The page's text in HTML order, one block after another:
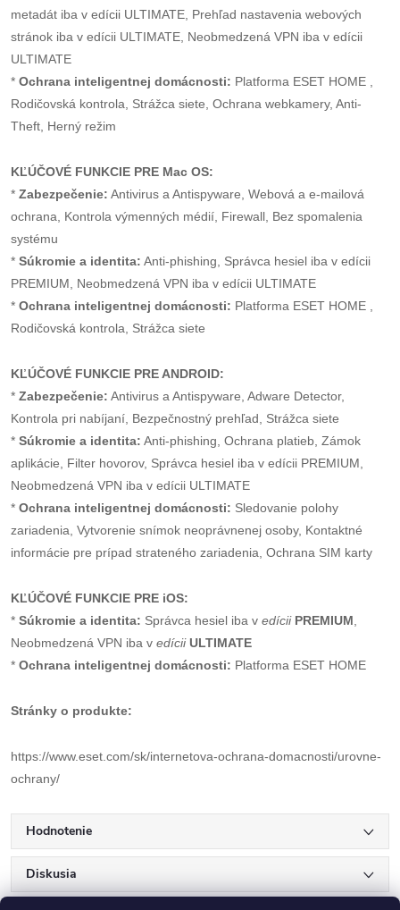
metadát iba v edícii ULTIMATE, Prehľad nastavenia webových
stránok iba v edícii ULTIMATE, Neobmedzená VPN iba v edícii
ULTIMATE
* Ochrana inteligentnej domácnosti: Platforma ESET HOME ,
Rodičovská kontrola, Strážca siete, Ochrana webkamery, Anti-
Theft, Herný režim
KĽÚČOVÉ FUNKCIE PRE Mac OS:
* Zabezpečenie: Antivirus a Antispyware, Webová a e-mailová
ochrana, Kontrola výmenných médií, Firewall, Bez spomalenia
systému
* Súkromie a identita: Anti-phishing, Správca hesiel iba v edícii
PREMIUM, Neobmedzená VPN iba v edícii ULTIMATE
* Ochrana inteligentnej domácnosti: Platforma ESET HOME ,
Rodičovská kontrola, Strážca siete
KĽÚČOVÉ FUNKCIE PRE ANDROID:
* Zabezpečenie: Antivirus a Antispyware, Adware Detector,
Kontrola pri nabíjaní, Bezpečnostný prehľad, Strážca siete
* Súkromie a identita: Anti-phishing, Ochrana platieb, Zámok
aplikácie, Filter hovorov, Správca hesiel iba v edícii PREMIUM,
Neobmedzená VPN iba v edícii ULTIMATE
* Ochrana inteligentnej domácnosti: Sledovanie polohy
zariadenia, Vytvorenie snímok neoprávnenej osoby, Kontaktné
informácie pre prípad strateného zariadenia, Ochrana SIM karty
KĽÚČOVÉ FUNKCIE PRE iOS:
* Súkromie a identita: Správca hesiel iba v edícii PREMIUM
Neobmedzená VPN iba v edícii ULTIMATE
* Ochrana inteligentnej domácnosti: Platforma ESET HOME
Stránky o produkte:
https://www.eset.com/sk/internetova-ochrana-domacnosti/urovne-
ochrany/
Hodnotenie
Diskusia